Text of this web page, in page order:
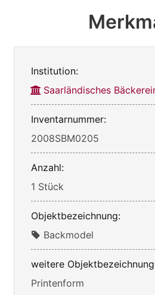
Institution:
Saarländisches
Inventarnummer:
2008SBM0205
Anzahl:
1 Stück
Objektbezeichnung:
Backmodel
weitere
Printenform